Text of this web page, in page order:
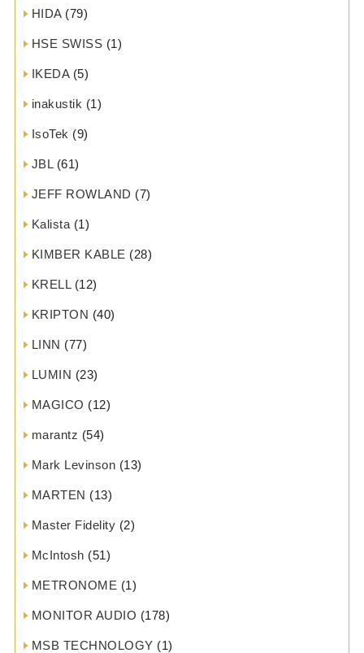
HIDA(79)
HSE SWISS (1)
IKEDA(5)
inakustik (1)
IsoTek (9)
JBL(61)
JEFF ROWLAND (7)
Kalista (1)
KIMBER KABLE (28)
KRELL(12)
KRIPTON (40)
LINN (77)
LUMIN (23)
MAGICO (12)
marantz (54)
Mark Levinson (13)
MARTEN (13)
Master Fidelity (2)
McIntosh (51)
METRONOME (1)
MONITOR AUDIO (178)
MSB TECHNOLOGY (1)